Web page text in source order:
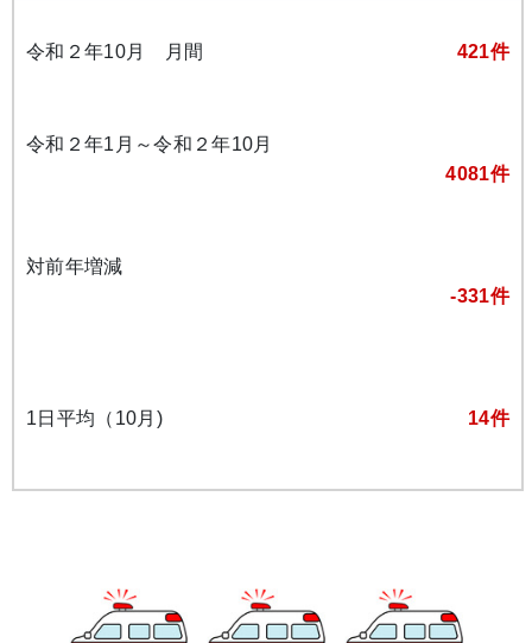
令和２年10月 月間 421件
令和２年1月～令和２年10月
4081件
対前年増減
-331件
1日平均（10月) 14件